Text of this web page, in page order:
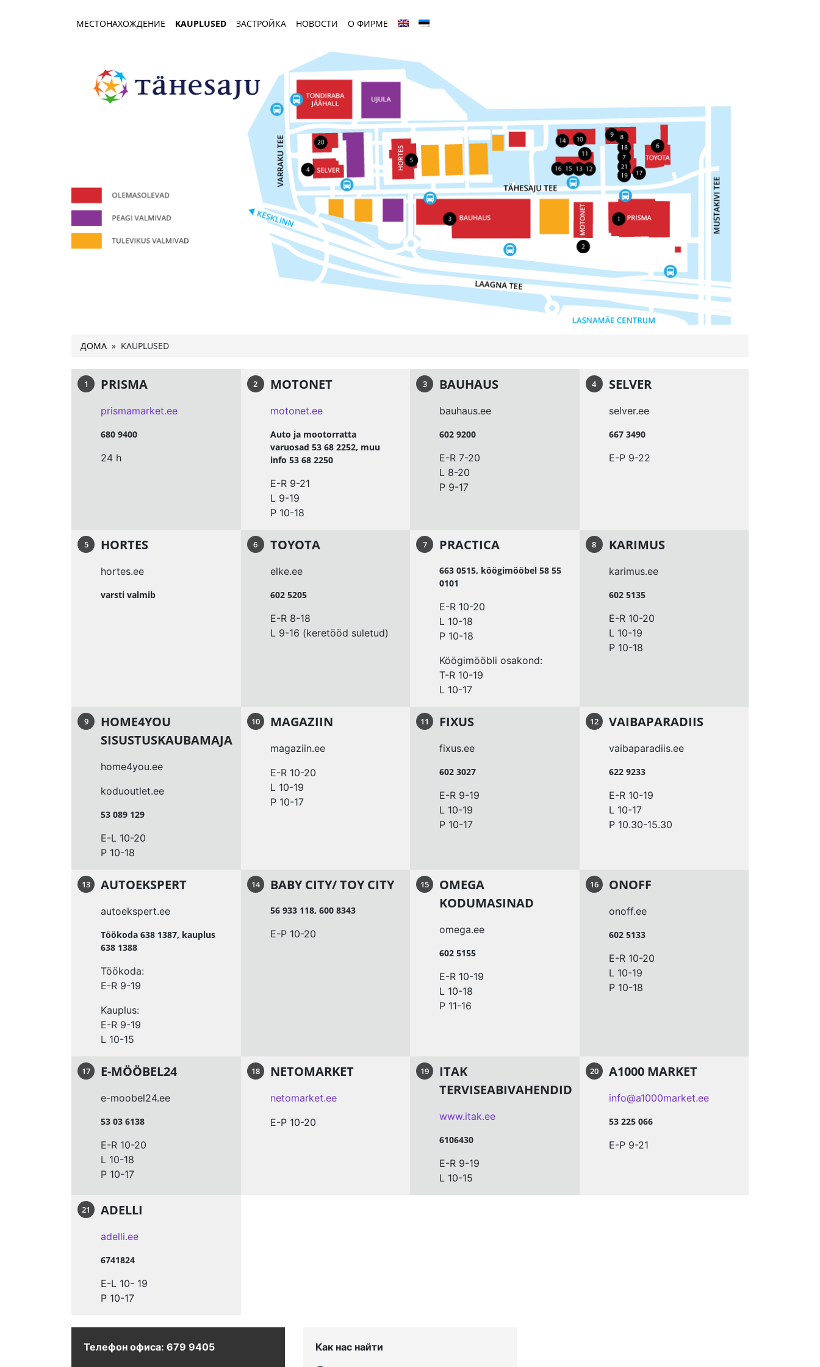
МЕСТОНАХОЖДЕНИЕ KAUPLUSED ЗАСТРОЙКА НОВОСТИ О ФИРМЕ
ДОМА » KAUPLUSED
1 PRISMA
prismamarket.ee
680 9400
24 h
2 MOTONET
motonet.ee
Auto ja mootorratta
varuosad 53 68 2252, muu
info 53 68 2250
E-R 9-21
L 9-19
P 10-18
3 BAUHAUS
bauhaus.ee
602 9200
E-R 7-20
L 8-20
P 9-17
4 SELVER
selver.ee
667 3490
E-P 9-22
5 HORTES
hortes.ee
varsti valmib
6 TOYOTA
elke.ee
602 5205
E-R 8-18
L 9-16 (keretööd suletud)
7 PRACTICA
663 0515, köögimööbel 58 55
0101
E-R 10-20
L 10-18
P 10-18
Köögimööbli osakond:
T-R 10-19
L 10-17
8 KARIMUS
karimus.ee
602 5135
E-R 10-20
L 10-19
P 10-18
9
HOME4YOU
SISUSTUSKAUBAMAJA
home4you.ee
koduoutlet.ee
53 089 129
E-L 10-20
P 10-18
10 MAGAZIIN
magaziin.ee
E-R 10-20
L 10-19
P 10-17
11 FIXUS
fixus.ee
602 3027
E-R 9-19
L 10-19
P 10-17
12 VAIBAPARADIIS
vaibaparadiis.ee
622 9233
E-R 10-19
L 10-17
P 10.30-15.30
13 AUTOEKSPERT
autoekspert.ee
Töökoda 638 1387, kauplus
638 1388
Töökoda:
E-R 9-19
Kauplus:
E-R 9-19
L 10-15
14 BABY CITY/ TOY CITY
56 933 118, 600 8343
E-P 10-20
15
OMEGA
KODUMASINAD
omega.ee
602 5155
E-R 10-19
L 10-18
P 11-16
16 ONOFF
onoff.ee
602 5133
E-R 10-20
L 10-19
P 10-18
17 E-MÖÖBEL24
e-moobel24.ee
53 03 6138
E-R 10-20
L 10-18
P 10-17
18 NETOMARKET
netomarket.ee
E-P 10-20
19
ITAK
TERVISEABIVAHENDID
www.itak.ee
6106430
E-R 9-19
L 10-15
20 A1000 MARKET
info@a1000market.ee
53 225 066
E-P 9-21
21 ADELLI
adelli.ee
6741824
E-L 10- 19
P 10-17
Телефон офиса: 679 9405
Как нас найти